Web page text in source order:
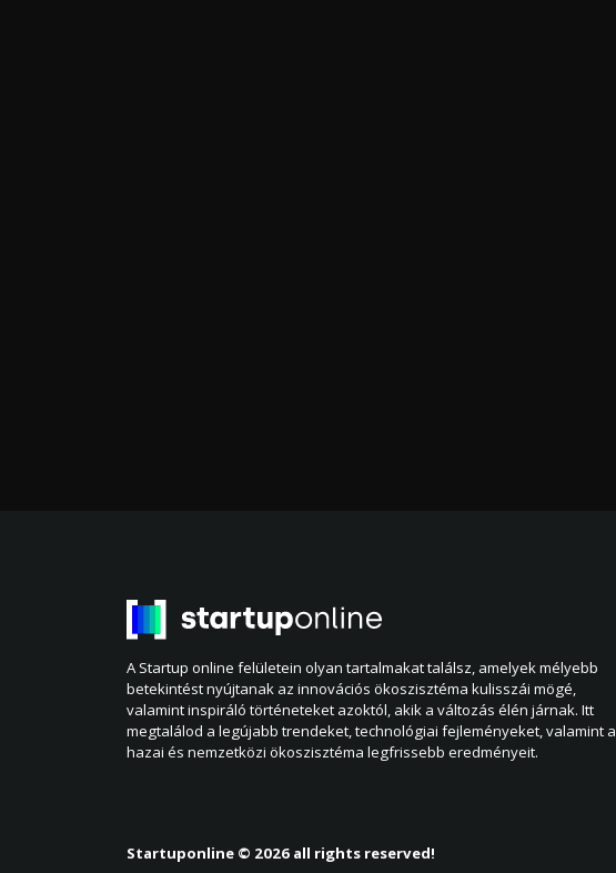
A Startup online felületein olyan tartalmakat találsz, amelyek mélyebb
betekintést nyújtanak az innovációs ökoszisztéma kulisszái mögé,
valamint inspiráló történeteket azoktól, akik a változás élén járnak. Itt
megtalálod a legújabb trendeket, technológiai fejleményeket, valamint a
hazai és nemzetközi ökoszisztéma legfrissebb eredményeit.
Startuponline © 2026 all rights reserved!